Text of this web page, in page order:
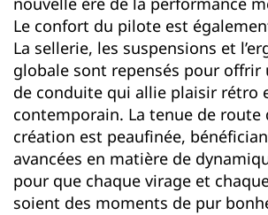
Le confort du pilote est
La sellerie, les suspensions et
globale sont repensés pour offrir
de conduite qui allie plaisir rétro
contemporain. La tenue de route
création est peaufinée,
avancées en matière de
pour que chaque virage et
soient des moments de pur